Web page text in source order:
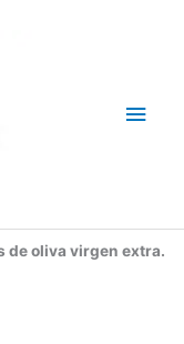
de oliva virgen extra.